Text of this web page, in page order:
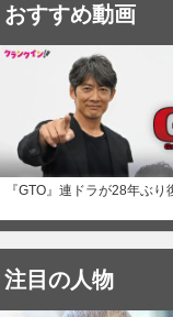
おすすめ動画
『GTO』連ドラが28年ぶり
注目の人物